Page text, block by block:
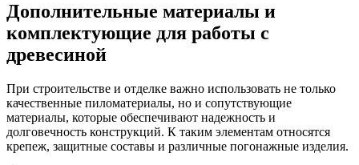
Дополнительные материалы и
комплектующие для работы с
древесиной
При строительстве и отделке важно использовать не только
качественные пиломатериалы, но и сопутствующие
материалы, которые обеспечивают надежность и
долговечность конструкций. К таким элементам относятся
крепеж, защитные составы и различные погонажные изделия.